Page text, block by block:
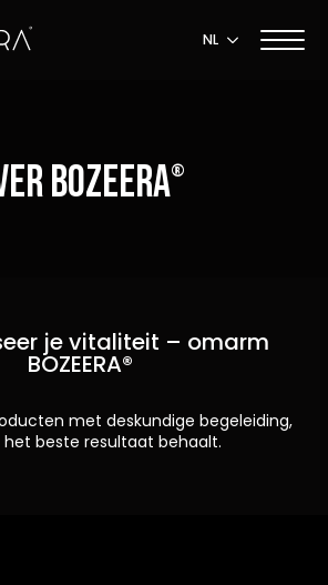
NL
BOZEERA®
je vitaliteit – omarm
BOZEERA®
met deskundige begeleiding,
het beste resultaat behaalt.